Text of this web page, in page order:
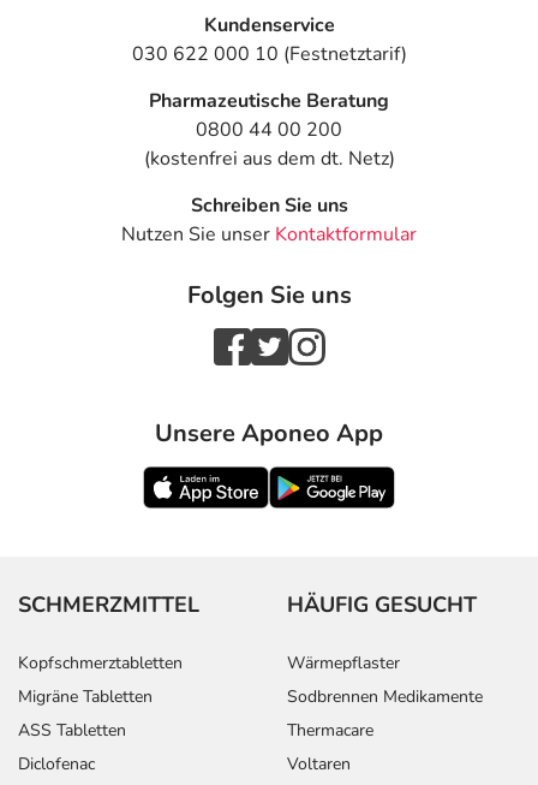
Kundenservice
030 622 000 10 (Festnetztarif)
Pharmazeutische Beratung
0800 44 00 200
(kostenfrei aus dem dt. Netz)
Schreiben Sie uns
Nutzen Sie unser Kontaktformular
Folgen Sie uns
Unsere Aponeo App
SCHMERZMITTEL
Kopfschmerztabletten
Migräne Tabletten
ASS Tabletten
Diclofenac
HÄUFIG GESUCHT
Wärmepflaster
Sodbrennen Medikamente
Thermacare
Voltaren